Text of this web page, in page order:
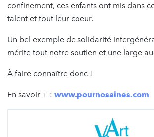
confinement, ces enfants ont mis dans
talent et tout leur coeur.
Un bel exemple de solidarité
mérite tout notre soutien et une large
À faire connaître donc !
En savoir + : www.pournosaines.com